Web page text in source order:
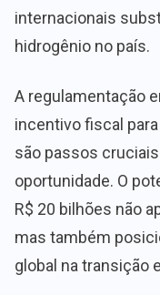
internacionais
hidrogênio no país.
A regulamentação
incentivo fiscal
são passos
oportunidade. O
R$ 20 bilhões não
mas também
global na transição